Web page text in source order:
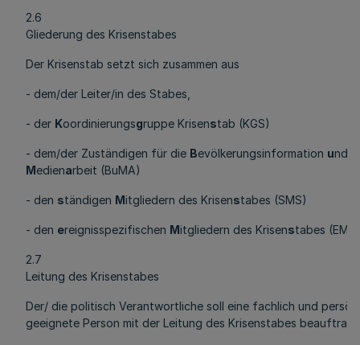
2.6
Gliederung des Krisenstabes
Der Krisenstab setzt sich zusammen aus
- dem/der Leiter/in des Stabes,
- der Koordinierungsgruppe Krisenstab (KGS)
- dem/der Zuständigen für die Bevölkerungsinformation und
Medienarbeit (BuMA)
- den ständigen Mitgliedern des Krisenstabes (SMS)
- den ereignisspezifischen Mitgliedern des Krisenstabes (EMS)
2.7
Leitung des Krisenstabes
Der/ die politisch Verantwortliche soll eine fachlich und
geeignete Person mit der Leitung des Krisenstabes